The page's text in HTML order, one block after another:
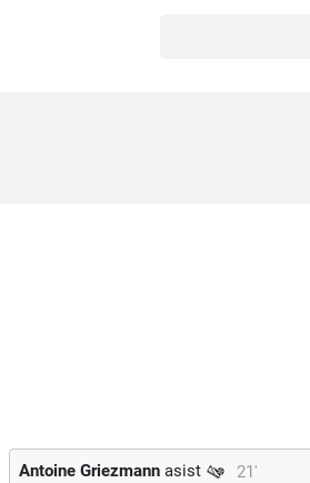
21'
Antoine Griezmann asist